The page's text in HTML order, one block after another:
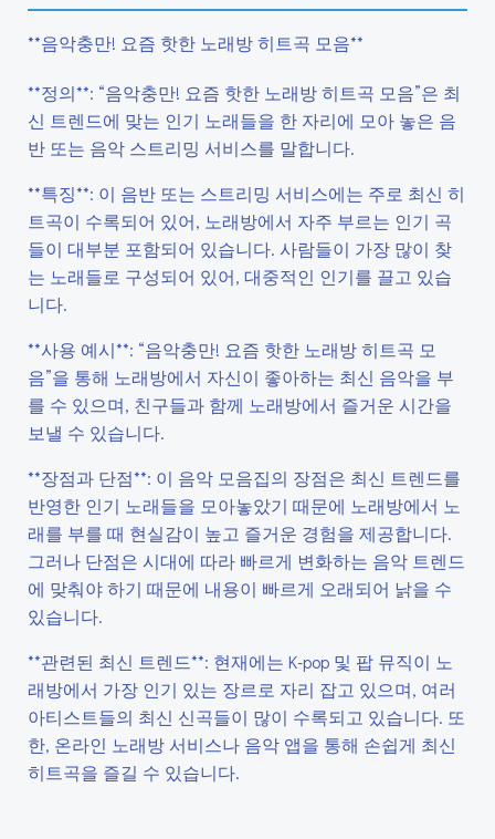
**음악충만! 요즘 핫한 노래방 히트곡 모음**
**정의**: “음악충만! 요즘 핫한 노래방 히트곡 모음”은 최
신 트렌드에 맞는 인기 노래들을 한 자리에 모아 놓은 음
반 또는 음악 스트리밍 서비스를 말합니다.
**특징**: 이 음반 또는 스트리밍 서비스에는 주로 최신 히
트곡이 수록되어 있어, 노래방에서 자주 부르는 인기 곡
들이 대부분 포함되어 있습니다. 사람들이 가장 많이 찾
는 노래들로 구성되어 있어, 대중적인 인기를 끌고 있습
니다.
**사용 예시**: “음악충만! 요즘 핫한 노래방 히트곡 모
음”을 통해 노래방에서 자신이 좋아하는 최신 음악을 부
를 수 있으며, 친구들과 함께 노래방에서 즐거운 시간을
보낼 수 있습니다.
**장점과 단점**: 이 음악 모음집의 장점은 최신 트렌드를
반영한 인기 노래들을 모아놓았기 때문에 노래방에서 노
래를 부를 때 현실감이 높고 즐거운 경험을 제공합니다.
그러나 단점은 시대에 따라 빠르게 변화하는 음악 트렌드
에 맞춰야 하기 때문에 내용이 빠르게 오래되어 낡을 수
있습니다.
**관련된 최신 트렌드**: 현재에는 K-pop 및 팝 뮤직이 노
래방에서 가장 인기 있는 장르로 자리 잡고 있으며, 여러
아티스트들의 최신 신곡들이 많이 수록되고 있습니다. 또
한, 온라인 노래방 서비스나 음악 앱을 통해 손쉽게 최신
히트곡을 즐길 수 있습니다.